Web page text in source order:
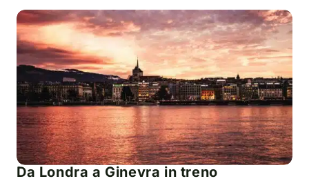
Da Londra a Ginevra in treno